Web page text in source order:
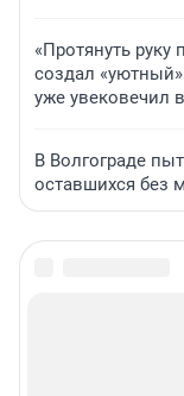
«Протянуть
создал
уже увековечил
В Волгограде
оставшихся без